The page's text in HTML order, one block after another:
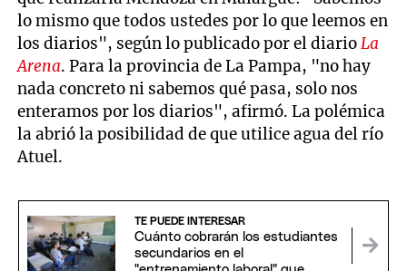
lo mismo que todos ustedes por lo que leemos en
los diarios", según lo publicado por el diarioLa
Arena. Para la provincia de La Pampa, "no hay
nada concreto ni sabemos qué pasa, solo nos
enteramos por los diarios", afirmó. La polémica
la abrió la posibilidad de que utilice agua del río
Atuel.
TE PUEDE INTERESAR
Cuánto cobrarán los estudiantes
secundarios en el